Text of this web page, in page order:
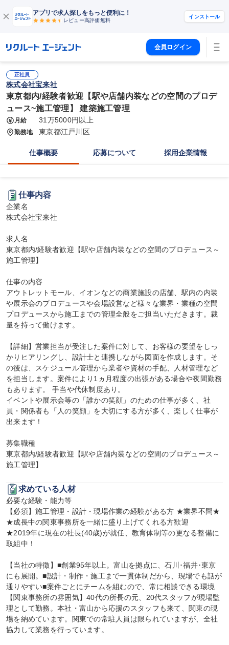
アプリで求人探しをもっと便利に！
レビュー高評価無料
インストール
会員ログイン
正社員
株式会社宝来社
東京都内/経験者歓迎【駅や店舗内装などの空間のプロデ
ュース~施工管理】 建築施工管理
月給 31万5000円以上
勤務地 東京都江戸川区
仕事概要 応募について 採用企業情報
仕事内容
企業名
株式会社宝来社
求人名
東京都内/経験者歓迎【駅や店舗内装などの空間のプロデュース～
施工管理】
仕事の内容
アウトレットモール、イオンなどの商業施設の店舗、駅内の内装
や展示会のプロデュースや会場設営など様々な業界・業種の空間
プロデュースから施工までの管理全般をご担当いただきます。裁
量を持って働けます。
【詳細】営業担当が受注した案件に対して、お客様の要望をしっ
かりヒアリングし、設計士と連携しながら図面を作成します。そ
の後は、スケジュール管理から業者や資材の手配、人材管理など
を担当します。案件により1ヵ月程度の出張がある場合や夜間勤務
もあります。 手当や代休制度あり。
イベントや展示会等の「誰かの笑顔」のための仕事が多く、社
員・関係者も「人の笑顔」を大切にする方が多く、楽しく仕事が
出来ます！
募集職種
東京都内/経験者歓迎【駅や店舗内装などの空間のプロデュース～
施工管理】
求めている人材
必要な経験・能力等
【必須】施工管理・設計・現場作業の経験がある方 ★業界不問★
★成長中の関東事務所を一緒に盛り上げてくれる方歓迎
★2019年に現在の社長(40歳)が就任、教育体制等の更なる整備に
取組中！
【当社の特徴】■創業95年以上。富山を拠点に、石川･福井･東京
にも展開。■設計・制作・施工まで一貫体制だから、現場でも話が
通りやすい■案件ごとにチームを組むので、常に相談できる環境
【関東事務所の雰囲気】40代の所長の元、20代スタッフが現場監
理として勤務。本社・富山から応援のスタッフも来て、関東の現
場を納めています。関東での常駐人員は限られていますが、全社
協力して業務を行っています。